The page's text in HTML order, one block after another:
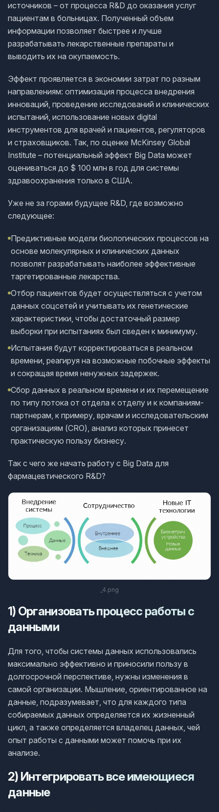
источников – от процесса R&D до оказания услуг
пациентам в больницах. Полученный объем
информации позволяет быстрее и лучше
разрабатывать лекарственные препараты и
выводить их на окупаемость.
Эффект проявляется в экономии затрат по разным
направлениям: оптимизация процесса внедрения
инноваций, проведение исследований и клинических
испытаний, использование новых digital
инструментов для врачей и пациентов, регуляторов
и страховщиков. Так, по оценке McKinsey Global
Institute – потенциальный эффект Big Data может
оцениваться до $ 100 млн в год для системы
здравоохранения только в США.
Уже не за горами будущее R&D, где возможно
следующее:
Предиктивные модели биологических процессов на
основе молекулярных и клинических данных
позволят разрабатывать наиболее эффективные
таргетированные лекарства.
Отбор пациентов будет осуществляться с учетом
данных соцсетей и учитывать их генетические
характеристики, чтобы достаточный размер
выборки при испытаниях был сведен к минимуму.
Испытания будут корректироваться в реальном
времени, реагируя на возможные побочные эффекты
и сокращая время ненужных задержек.
Сбор данных в реальном времени и их перемещение
по типу потока от отдела к отделу и к компаниям-
партнерам, к примеру, врачам и исследовательским
организациям (CRO), анализ которых принесет
практическую пользу бизнесу.
Так с чего же начать работу с Big Data для
фармацевтического R&D?
_4.png
1) Организовать процесс работы с
данными
Для того, чтобы системы данных использовались
максимально эффективно и приносили пользу в
долгосрочной перспективе, нужны изменения в
самой организации. Мышление, ориентированное на
данные, подразумевает, что для каждого типа
собираемых данных определяется их жизненный
цикл, а также определяется владелец данных, чей
опыт работы с данными может помочь при их
анализе.
2) Интегрировать все имеющиеся
данные